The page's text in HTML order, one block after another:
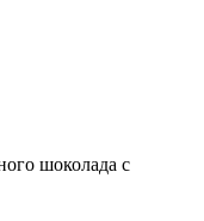
шоколада с